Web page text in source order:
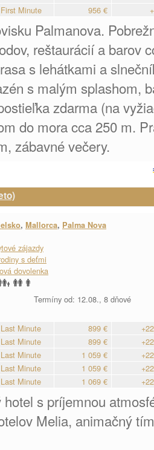
First Minute 956 €
Palmanova.
reštaurácií a barov
s lehátkami a
s malým splashom,
zdarma (na
do mora cca 250 m.
zábavné večery.
, Mallorca, Palma Nova
zájazdy
s deťmi
dovolenka
Termíny od: 12.08., 8 dňové
Last Minute 899 €
Last Minute 899 €
Last Minute 1 059 €
Last Minute 1 059 €
Last Minute 1 069 €
s príjemnou
Melia, animačný